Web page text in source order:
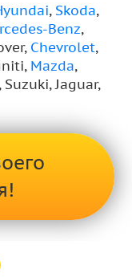
, Skoda,
Benz,
Chevrolet,
Mazda,
Suzuki, Jaguar,